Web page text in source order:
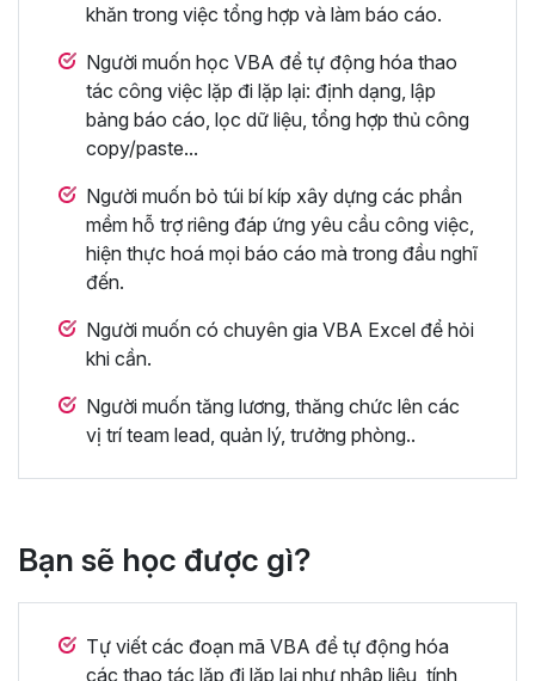
khăn trong việc tổng hợp và làm báo cáo.
Người muốn học VBA để tự động hóa thao
tác công việc lặp đi lặp lại: định dạng, lập
bảng báo cáo, lọc dữ liệu, tổng hợp thủ công
copy/paste...
Người muốn bỏ túi bí kíp xây dựng các phần
mềm hỗ trợ riêng đáp ứng yêu cầu công việc,
hiện thực hoá mọi báo cáo mà trong đầu nghĩ
đến.
Người muốn có chuyên gia VBA Excel để hỏi
khi cần.
Người muốn tăng lương, thăng chức lên các
vị trí team lead, quản lý, trưởng phòng..
Bạn sẽ học được gì?
Tự viết các đoạn mã VBA để tự động hóa
các thao tác lặp đi lặp lại như nhập liệu, tính